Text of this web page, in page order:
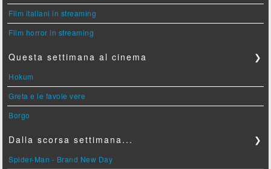
Film italiani in streaming
Film horror in streaming
Questa settimana al cinema ❯
Hokum
Greta e le favole vere
Borgo
Dalla scorsa settimana... ❯
Spider-Man - Brand New Day